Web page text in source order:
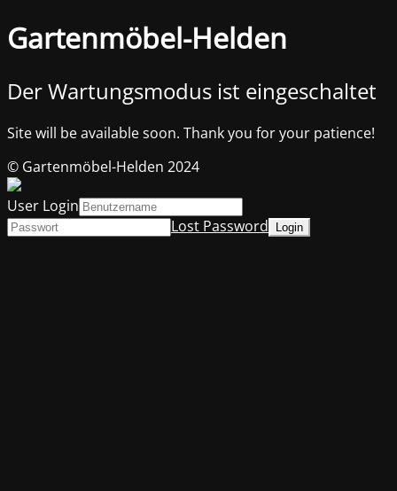
Gartenmöbel-Helden
Der Wartungsmodus ist eingeschaltet
Site will be available soon. Thank you for your patience!
© Gartenmöbel-Helden 2024
User Login
Lost Password